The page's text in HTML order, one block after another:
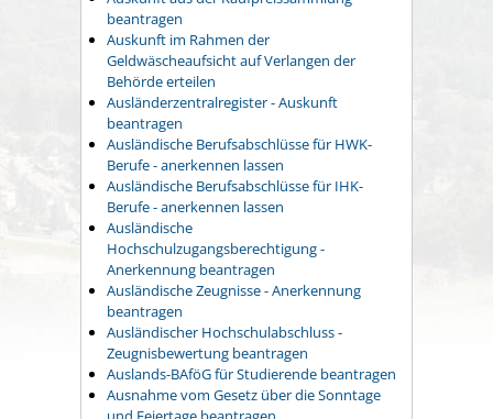
beantragen
Auskunft im Rahmen der
Geldwäscheaufsicht auf Verlangen der
Behörde erteilen
Ausländerzentralregister - Auskunft
beantragen
Ausländische Berufsabschlüsse für HWK-
Berufe - anerkennen lassen
Ausländische Berufsabschlüsse für IHK-
Berufe - anerkennen lassen
Ausländische
Hochschulzugangsberechtigung -
Anerkennung beantragen
Ausländische Zeugnisse - Anerkennung
beantragen
Ausländischer Hochschulabschluss -
Zeugnisbewertung beantragen
Auslands-BAföG für Studierende beantragen
Ausnahme vom Gesetz über die Sonntage